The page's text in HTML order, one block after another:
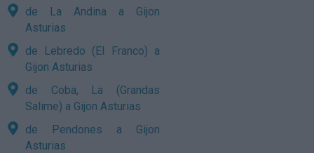
de La Andina a Gijon
Asturias
de Lebredo (El Franco) a
Gijon Asturias
de Coba, La (Grandas
Salime) a Gijon Asturias
de Pendones a Gijon
Asturias